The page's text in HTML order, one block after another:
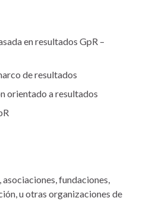
en resultados GpR –
de resultados
orientado a resultados
fundaciones,
u otras organizaciones de